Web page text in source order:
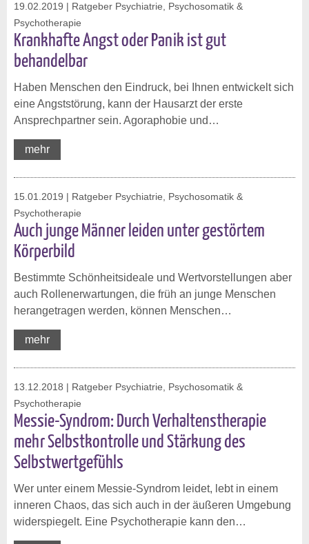
19.02.2019 | Ratgeber Psychiatrie, Psychosomatik &
Psychotherapie
Krankhafte Angst oder Panik ist gut
behandelbar
Haben Menschen den Eindruck, bei Ihnen entwickelt sich
eine Angststörung, kann der Hausarzt der erste
Ansprechpartner sein. Agoraphobie und…
mehr
15.01.2019 | Ratgeber Psychiatrie, Psychosomatik &
Psychotherapie
Auch junge Männer leiden unter gestörtem
Körperbild
Bestimmte Schönheitsideale und Wertvorstellungen aber
auch Rollenerwartungen, die früh an junge Menschen
herangetragen werden, können Menschen…
mehr
13.12.2018 | Ratgeber Psychiatrie, Psychosomatik &
Psychotherapie
Messie-Syndrom: Durch Verhaltenstherapie
mehr Selbstkontrolle und Stärkung des
Selbstwertgefühls
Wer unter einem Messie-Syndrom leidet, lebt in einem
inneren Chaos, das sich auch in der äußeren Umgebung
widerspiegelt. Eine Psychotherapie kann den…